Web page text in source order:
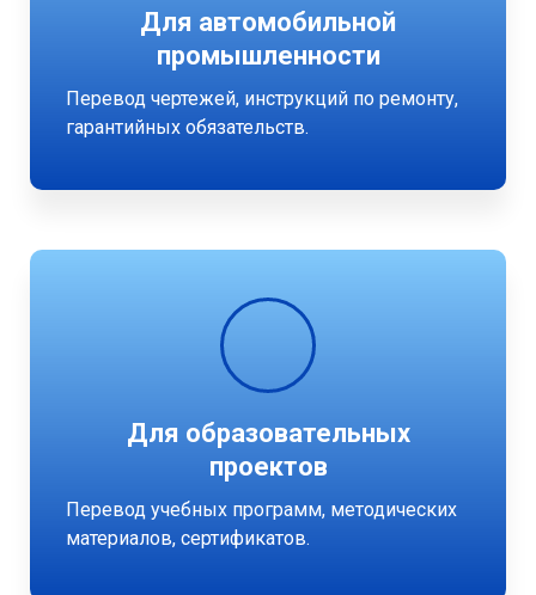
Для автомобильной
промышленности
Перевод чертежей, инструкций по ремонту,
гарантийных обязательств.
Для образовательных
проектов
Перевод учебных программ, методических
материалов, сертификатов.